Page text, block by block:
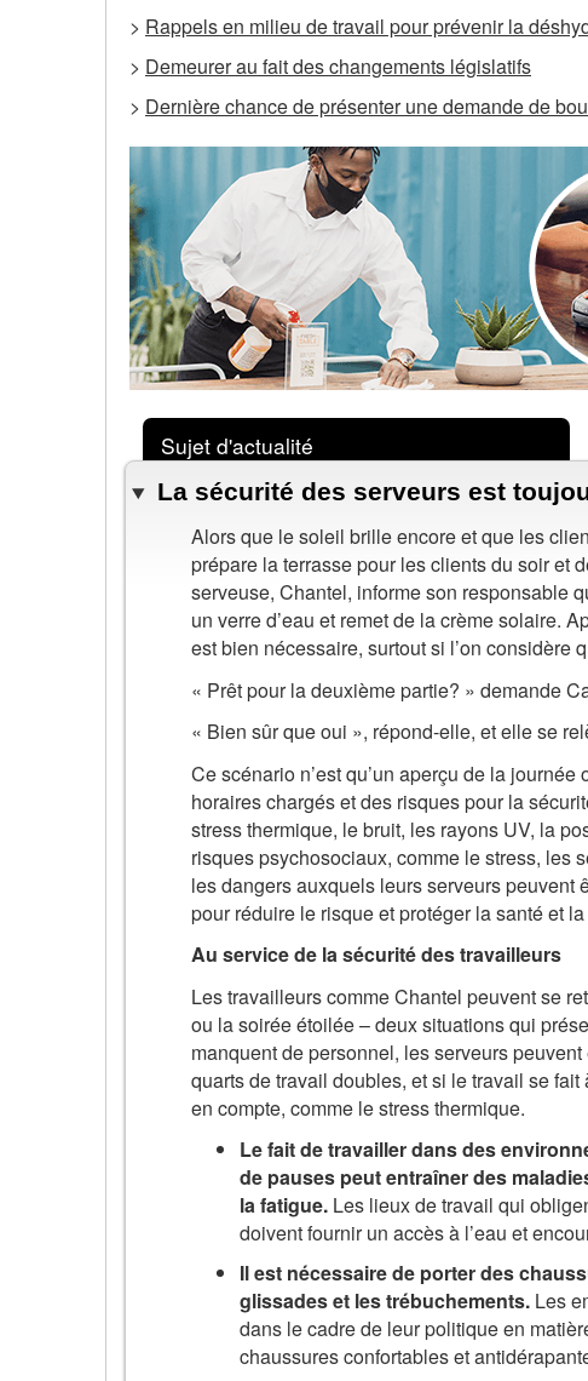
> Rappels en milieu de travail pour prévenir la
> Demeurer au fait des changements législatifs
> Dernière chance de présenter une demande de
Sujet d'actualité
La sécurité des serveurs est
Alors que le soleil brille encore et que les
prépare la terrasse pour les clients du soir et
serveuse, Chantel, informe son responsable
un verre d’eau et remet de la crème solaire.
est bien nécessaire, surtout si l’on considère
« Prêt pour la deuxième partie? » demande
« Bien sûr que oui », répond-elle, et elle se
Ce scénario n’est qu’un aperçu de la
horaires chargés et des risques pour la
stress thermique, le bruit, les rayons UV, la
risques psychosociaux, comme le stress, les
les dangers auxquels leurs serveurs peuvent
pour réduire le risque et protéger la santé et
Au service de la sécurité des travailleurs
Les travailleurs comme Chantel peuvent se
ou la soirée étoilée – deux situations qui
manquent de personnel, les serveurs
quarts de travail doubles, et si le travail se fait
en compte, comme le stress thermique.
Le fait de travailler dans des
de pauses peut entraîner des
la fatigue. Les lieux de travail qui
doivent fournir un accès à l’eau et
Il est nécessaire de porter des
glissades et les trébuchements. Les
dans le cadre de leur politique en
chaussures confortables et